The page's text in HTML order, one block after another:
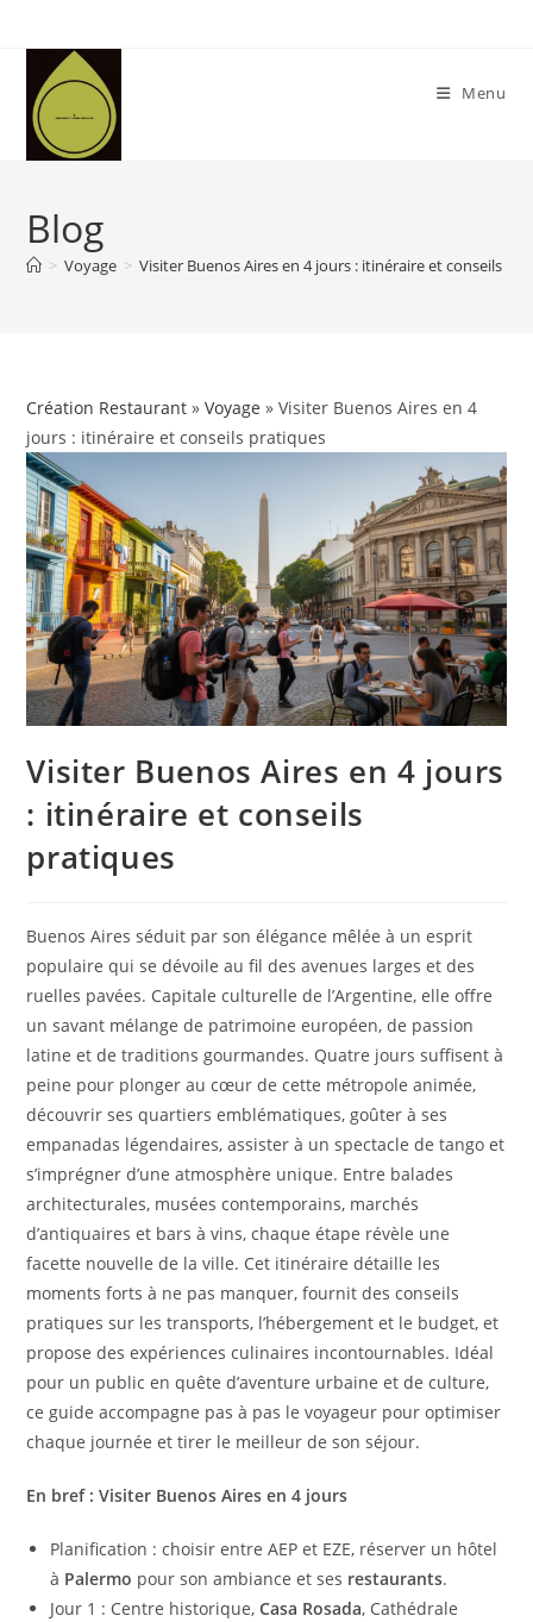
content
Menu
Blog
> Voyage > Visiter Buenos Aires en 4 jours : itinéraire et conseils
Création Restaurant »Voyage » Visiter Buenos Aires en 4
jours : itinéraire et conseils pratiques
Visiter Buenos Aires en 4 jours
: itinéraire et conseils
pratiques
Buenos Aires séduit par son élégance mêlée à un esprit
populaire qui se dévoile au fil des avenues larges et des
ruelles pavées. Capitale culturelle de l’Argentine, elle offre
un savant mélange de patrimoine européen, de passion
latine et de traditions gourmandes. Quatre jours suffisent à
peine pour plonger au cœur de cette métropole animée,
découvrir ses quartiers emblématiques, goûter à ses
empanadas légendaires, assister à un spectacle de tango et
s’imprégner d’une atmosphère unique. Entre balades
architecturales, musées contemporains, marchés
d’antiquaires et bars à vins, chaque étape révèle une
facette nouvelle de la ville. Cet itinéraire détaille les
moments forts à ne pas manquer, fournit des conseils
pratiques sur les transports, l’hébergement et le budget, et
propose des expériences culinaires incontournables. Idéal
pour un public en quête d’aventure urbaine et de culture,
ce guide accompagne pas à pas le voyageur pour optimiser
chaque journée et tirer le meilleur de son séjour.
En bref : Visiter Buenos Aires en 4 jours
Planification : choisir entre AEP et EZE, réserver un hôtel
à Palermo pour son ambiance et ses restaurants.
Jour 1 : Centre historique,Casa Rosada, Cathédrale